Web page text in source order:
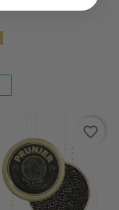
favorite_border